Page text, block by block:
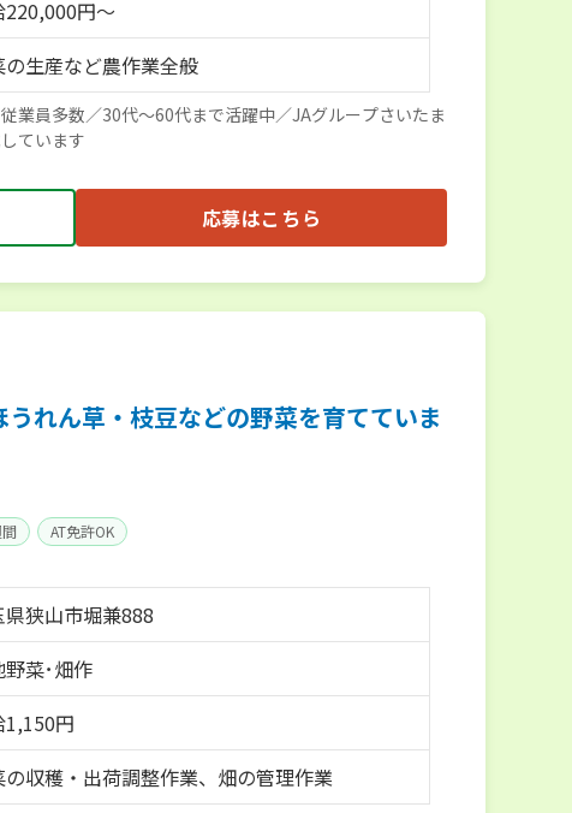
220,000円～
の生産など農作業全般
業員多数／30代～60代まで活躍中／JAグループさいたま
ています
応募はこちら
れん草・枝豆などの野菜を育てていま
AT免許OK
県狭山市堀兼888
野菜･畑作
1,150円
の収穫・出荷調整作業、畑の管理作業